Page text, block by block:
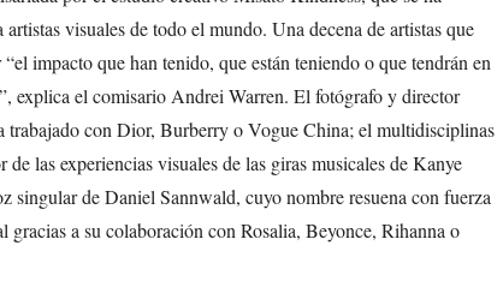
visuales de todo el mundo. Una decena de artistas que
impacto que han tenido, que están teniendo o que tendrán en
explica el comisario Andrei Warren. El fotógrafo y director
trabajado con Dior, Burberry o Vogue China; el multidisciplinas
de las experiencias visuales de las giras musicales de Kanye
singular de Daniel Sannwald, cuyo nombre resuena con fuerza
gracias a su colaboración con Rosalia, Beyonce, Rihanna o